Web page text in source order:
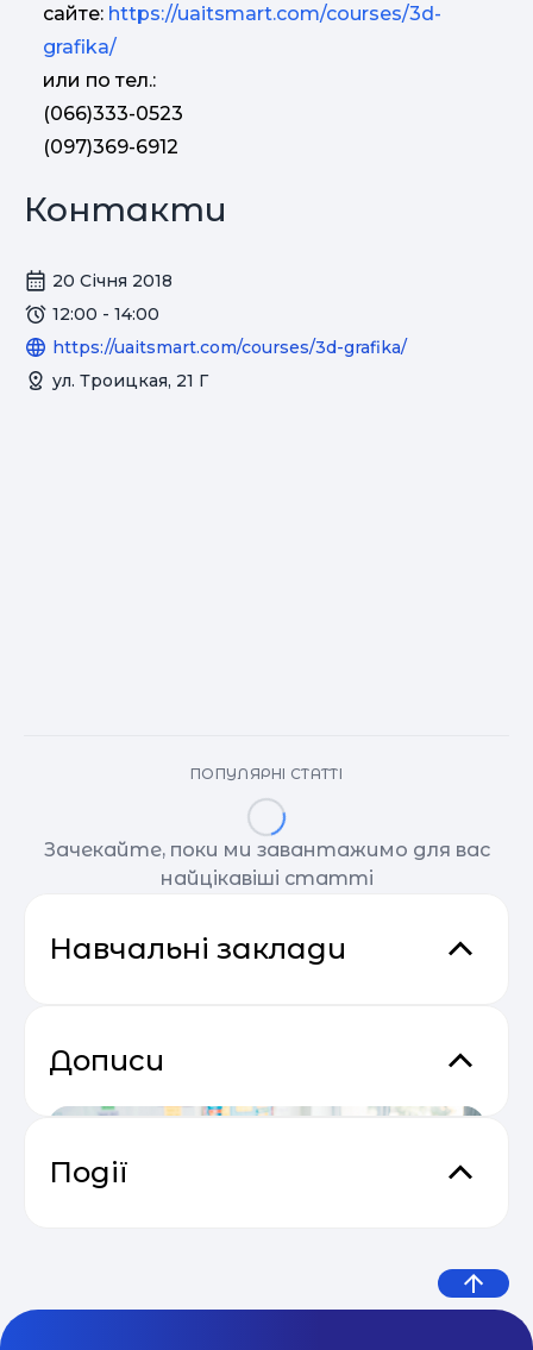
сайте: https://uaitsmart.com/courses/3d-
grafika/
или по тел.:
(066)333-0523
(097)369-6912
Контакти
20 Січня 2018
12:00 - 14:00
https://uaitsmart.com/courses/3d-grafika/
ул. Троицкая, 21 Г
ПОПУЛЯРНІ СТАТТІ
Зачекайте, поки ми завантажимо для вас
найцікавіші статті
Навчальні заклади
Дописи
Події